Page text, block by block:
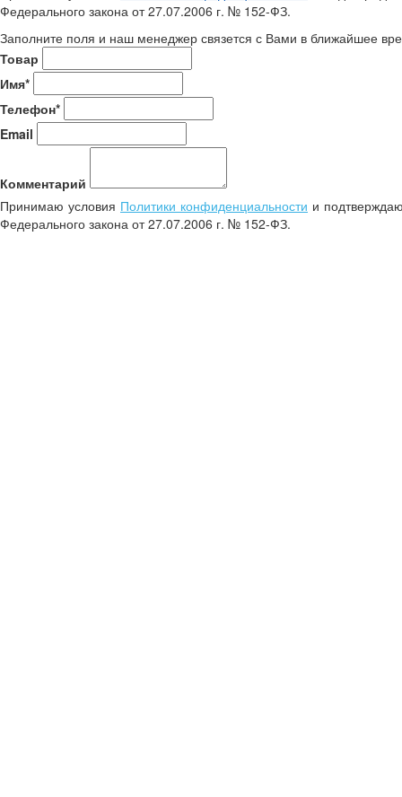
Федерального закона от 27.07.2006 г. № 152-ФЗ.
Заполните поля и наш менеджер связется с Вами в ближайшее
Товар
Имя*
Телефон*
Email
Комментарий
Принимаю условия Политики конфиденциальности и
Федерального закона от 27.07.2006 г. № 152-ФЗ.